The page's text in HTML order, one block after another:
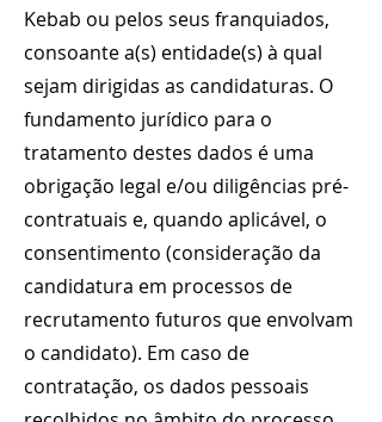
Kebab ou pelos seus franquiados,
consoante a(s) entidade(s) à qual
sejam dirigidas as candidaturas. O
fundamento jurídico para o
tratamento destes dados é uma
obrigação legal e/ou diligências pré-
contratuais e, quando aplicável, o
consentimento (consideração da
candidatura em processos de
recrutamento futuros que envolvam
o candidato). Em caso de
contratação, os dados pessoais